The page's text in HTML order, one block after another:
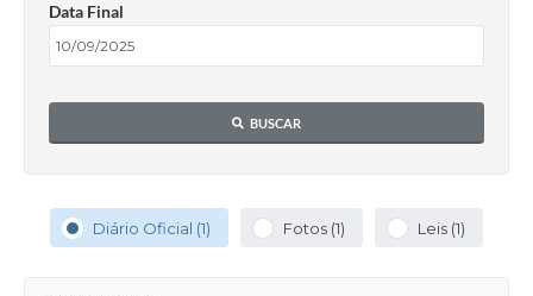
Diário Oficial
Editais
Data Final
BUSCAR
Diário Oficial (1) Fotos (1) Leis (1)